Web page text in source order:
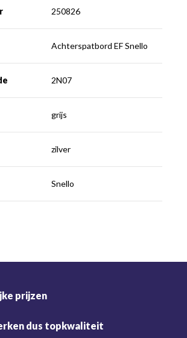
250826
Achterspatbord EF Snello
2N07
grijs
zilver
Snello
prijzen
dus topkwaliteit